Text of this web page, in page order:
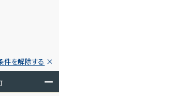
件を解除する
ー